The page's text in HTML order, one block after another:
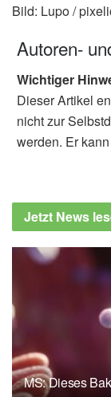
Bild: Lupo /
Autoren-
Wichtiger
Dieser Artikel
nicht zur
werden. Er
Jetzt News
MS: Dieses